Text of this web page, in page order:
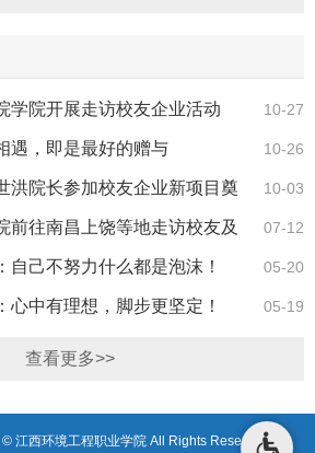
10-27
学院开展走访校友企业活动
10-26
遇，即是最好的赠与
10-03
洪院长参加校友企业新项目奠
07-12
前往南昌上饶等地走访校友及
05-20
自己不努力什么都是泡沫！
05-19
心中有理想，脚步更坚定！
查看更多>>
江西环境工程职业学院 All Rights Reserved